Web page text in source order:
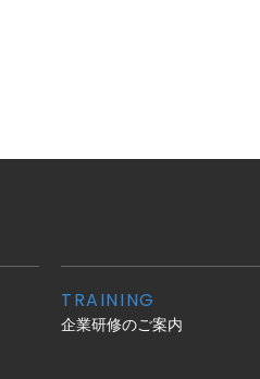
TRAINING
企業研修のご案内